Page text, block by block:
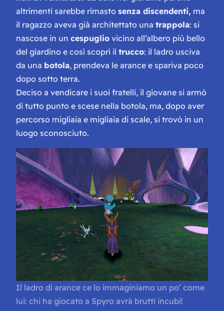
altrimenti sarebbe rimasto senza discendenti, ma
il ragazzo aveva già architettato una trappola: si
nascose in un cespuglio vicino all’albero più bello
del giardino e così scoprì il trucco: il ladro usciva
da una botola, prendeva le arance e spariva poco
dopo sotto terra.
Deciso a vendicare i suoi fratelli, il giovane si armò
di tutto punto e scese nella botola, ma, dopo aver
percorso migliaia e migliaia di scale, si trovò in un
luogo sconosciuto.
Il ladro di arance ce lo immaginiamo un po’ come
lui: chi ha giocato a Spyro avrà brutti incubi!